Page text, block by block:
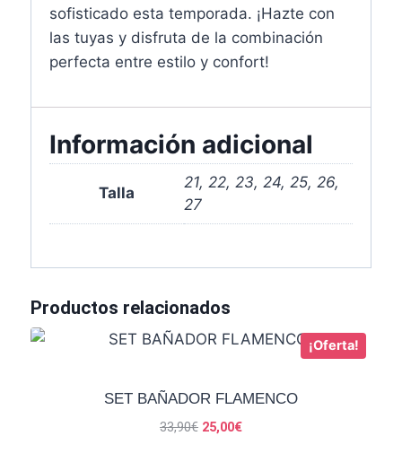
sofisticado esta temporada. ¡Hazte con
las tuyas y disfruta de la combinación
perfecta entre estilo y confort!
Información adicional
Talla
21, 22, 23, 24, 25, 26,
27
Productos relacionados
¡Oferta!
SET BAÑADOR FLAMENCO
33,90€ El
25,00€El